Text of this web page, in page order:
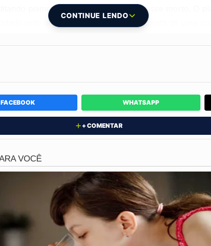
piamente que o homem já estivesse morto. O
pelo ato bárbaro cometido por conta de uma
e da tentativa de ocultação, o idoso foi localizado
mas a sobrevivência do homem é considerada
iniciaram uma diligência intensiva pela cidade.
encaminhado diretamente para a delegacia local
que o suspeito fugisse da sede do município após
da Polícia Civil, que abrirá um inquérito para
dessa tentativa de homicídio. O suspeito
podem resultar em uma longa pena de reclusão. A
CONTINUE LENDO
FACEBOOK WHATSAPP
+ COMENTAR